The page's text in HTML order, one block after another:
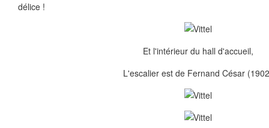
délice !
Et l'intérieur du hall d'accueil,
L'escalier est de Fernand César